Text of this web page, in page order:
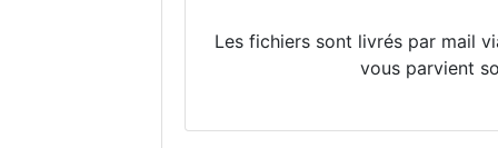
Les fichiers sont livrés par mail
vous parvient